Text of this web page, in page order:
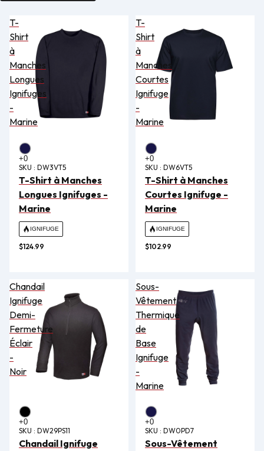
T-
Shirt
à
Manches
Longues
Ignifuges
-
Marine
SKU : DW3VT5
T-Shirt à Manches
Longues Ignifuges -
Marine
IGNIFUGE
$124.99
T-
Shirt
à
Manches
Courtes
Ignifuge
-
Marine
SKU : DW6VT5
T-Shirt à Manches
Courtes Ignifuge -
Marine
IGNIFUGE
$102.99
Chandail
Ignifuge
Demi-
Fermeture
Éclair
-
Noir
SKU : DW29PS11
Chandail Ignifuge
Sous-
Vêtement
Thermique
de
Base
Ignifuge
-
Marine
SKU : DW0PD7
Sous-Vêtement